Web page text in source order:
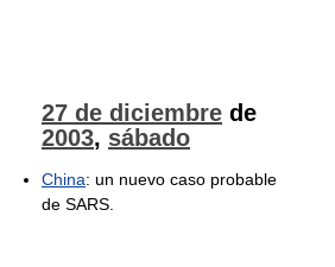
27 de diciembre de
2003, sábado
China: un nuevo caso probable
de SARS.